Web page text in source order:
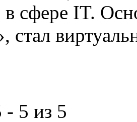
сфере IT.
стал
- 5 из 5